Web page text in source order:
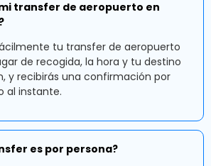
transfer de aeropuerto en
tu transfer de aeropuerto
de recogida, la hora y tu destino
y recibirás una confirmación por
al instante.
es por persona?